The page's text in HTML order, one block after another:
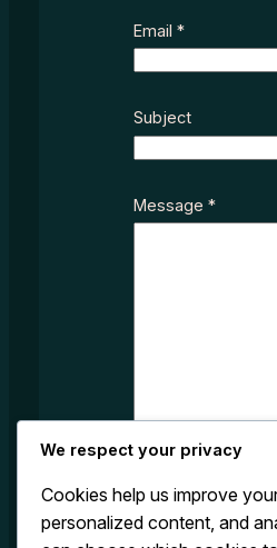
Email *
*
a
i
Subject
Message *
Submit
We respect your privacy
Cookies help us improve
personalized content, and